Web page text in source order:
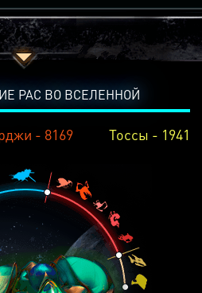
РАС ВО ВСЕЛЕННОЙ
- 8169 Тоссы - 1941